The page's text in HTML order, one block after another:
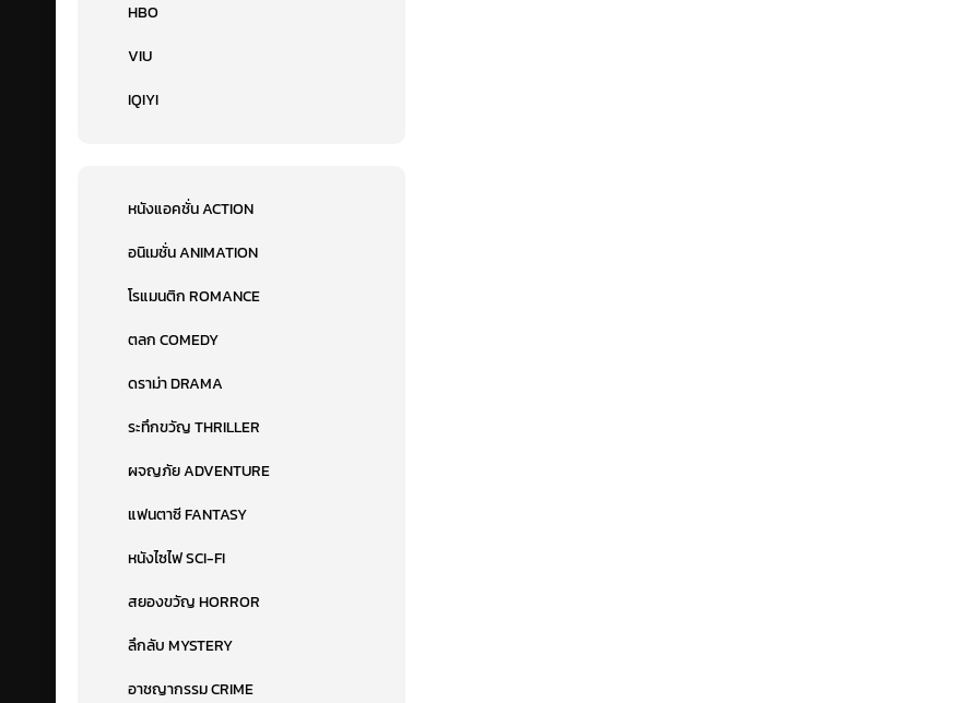
HBO
VIU
IQIYI
หนังแอคชั่น ACTION
อนิเมชั่น ANIMATION
โรแมนติก ROMANCE
ตลก COMEDY
ดราม่า DRAMA
ระทึกขวัญ THRILLER
ผจญภัย ADVENTURE
แฟนตาซี FANTASY
หนังไซไฟ SCI-FI
สยองขวัญ HORROR
ลึกลับ MYSTERY
อาชญากรรม CRIME